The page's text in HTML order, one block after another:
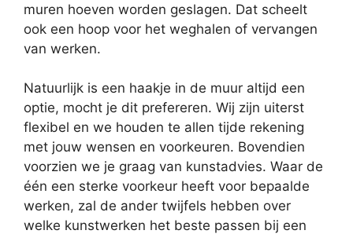
muren hoeven worden geslagen. Dat scheelt
ook een hoop voor het weghalen of vervangen
van werken.
Natuurlijk is een haakje in de muur altijd een
optie, mocht je dit prefereren. Wij zijn uiterst
flexibel en we houden te allen tijde rekening
met jouw wensen en voorkeuren. Bovendien
voorzien we je graag van kunstadvies. Waar de
één een sterke voorkeur heeft voor bepaalde
werken, zal de ander twijfels hebben over
welke kunstwerken het beste passen bij een